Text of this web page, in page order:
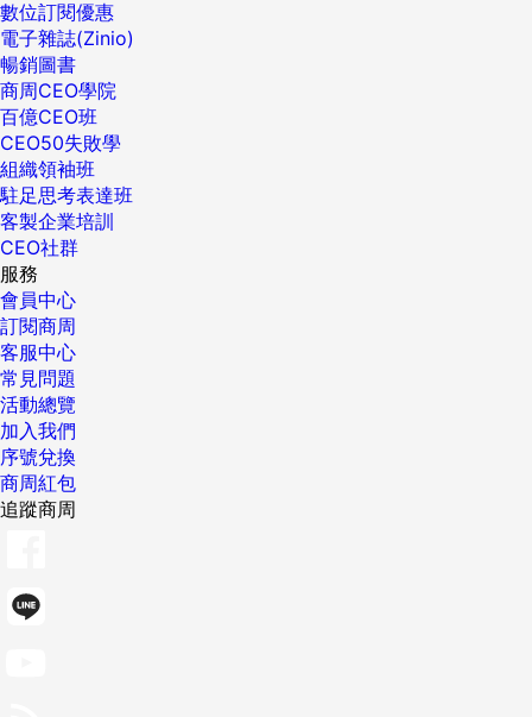
數位訂閱優惠
電子雜誌(Zinio)
暢銷圖書
商周CEO學院
百億CEO班
CEO50失敗學
組織領袖班
駐足思考表達班
客製企業培訓
CEO社群
服務
會員中心
訂閱商周
客服中心
常見問題
活動總覽
加入我們
序號兌換
商周紅包
追蹤商周